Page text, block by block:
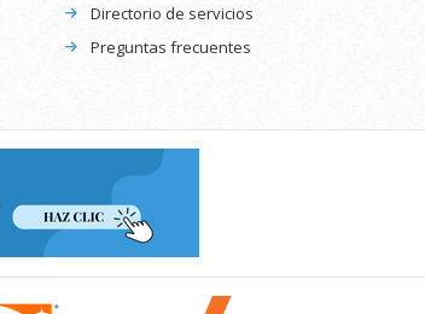
Directorio de servicios
Preguntas frecuentes